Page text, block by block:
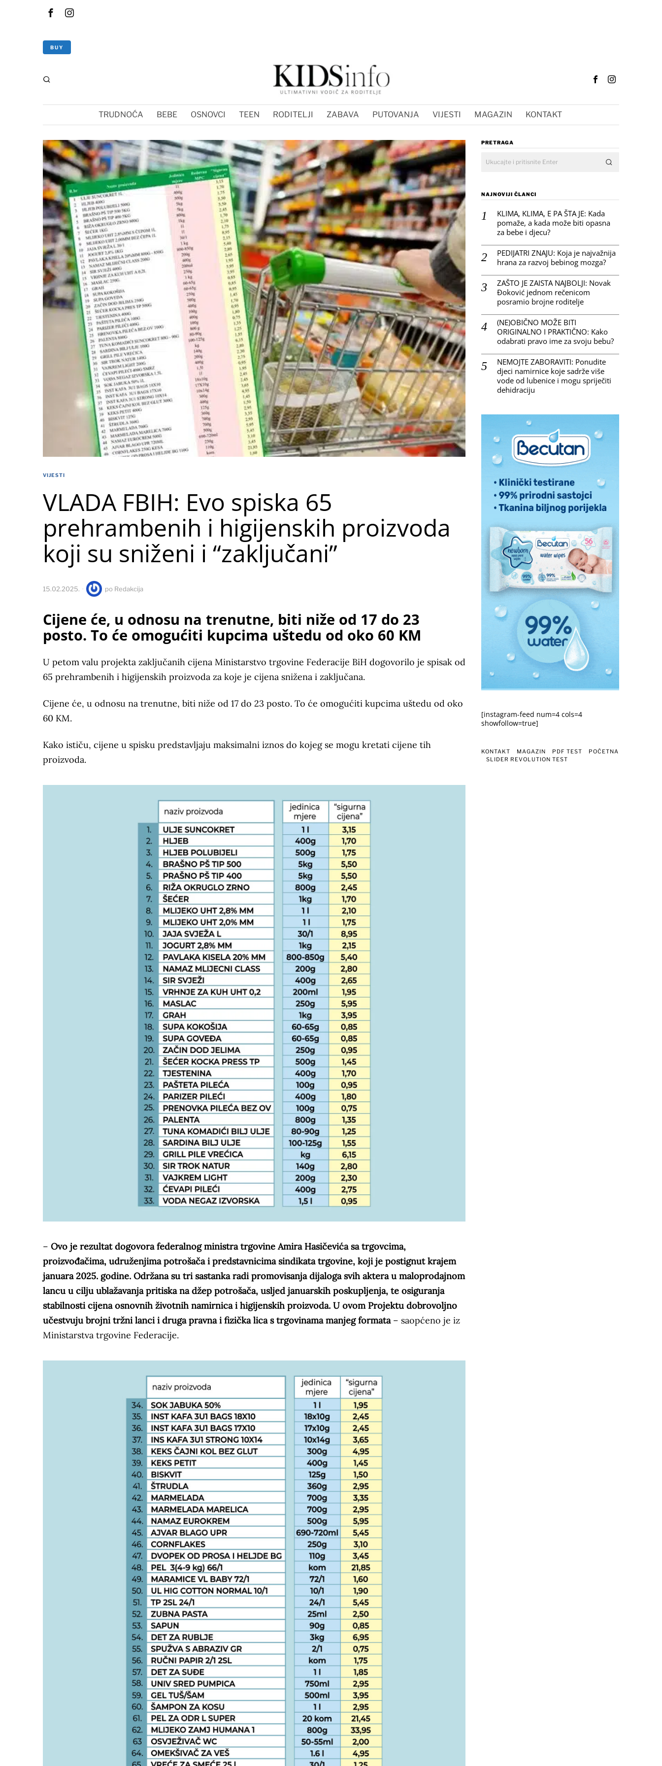
BUY
TRUDNOĆA BEBE OSNOVCI TEEN RODITELJI ZABAVA PUTOVANJA VIJESTI MAGAZIN KONTAKT
VIJESTI
VLADA FBIH: Evo spiska 65
prehrambenih i higijenskih proizvoda
koji su sniženi i “zaključani”
15.02.2025. po Redakcija
Cijene će, u odnosu na trenutne, biti niže od 17 do 23
posto. To će omogućiti kupcima uštedu od oko 60 KM
U petom valu projekta zaključanih cijena Ministarstvo trgovine Federacije BiH dogovorilo je spisak od
65 prehrambenih i higijenskih proizvoda za koje je cijena snižena i zaključana.
Cijene će, u odnosu na trenutne, biti niže od 17 do 23 posto. To će omogućiti kupcima uštedu od oko
60 KM.
Kako ističu, cijene u spisku predstavljaju maksimalni iznos do kojeg se mogu kretati cijene tih
proizvoda.
– Ovo je rezultat dogovora federalnog ministra trgovine Amira Hasičevića sa trgovcima,
proizvođačima, udruženjima potrošača i predstavnicima sindikata trgovine, koji je postignut krajem
januara 2025. godine. Održana su tri sastanka radi promovisanja dijaloga svih aktera u maloprodajnom
lancu u cilju ublažavanja pritiska na džep potrošača, usljed januarskih poskupljenja, te osiguranja
stabilnosti cijena osnovnih životnih namirnica i higijenskih proizvoda. U ovom Projektu dobrovoljno
učestvuju brojni tržni lanci i druga pravna i fizička lica s trgovinama manjeg formata – saopćeno je iz
Ministarstva trgovine Federacije.
PRETRAGA
NAJNOVIJI ČLANCI
KLIMA, KLIMA, E PA ŠTA JE: Kada
pomaže, a kada može biti opasna
za bebe i djecu?
PEDIJATRI ZNAJU: Koja je najvažnija
hrana za razvoj bebinog mozga?
ZAŠTO JE ZAISTA NAJBOLJI: Novak
Đoković jednom rečenicom
posramio brojne roditelje
(NE)OBIČNO MOŽE BITI
ORIGINALNO I PRAKTIČNO: Kako
odabrati pravo ime za svoju bebu?
NEMOJTE ZABORAVITI: Ponudite
djeci namirnice koje sadrže više
vode od lubenice i mogu spriječiti
dehidraciju
[instagram-feed num=4 cols=4
showfollow=true]
KONTAKT MAGAZIN PDF TEST
POČETNA
SLIDER REVOLUTION TEST